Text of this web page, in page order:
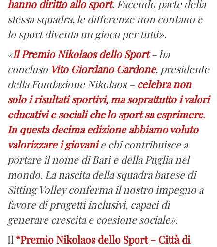
hanno diritto allo sport. Facendo parte della
stessa squadra, le differenze non contano e
lo sport diventa un gioco per tutti».
«Il Premio Nikolaos dello Sport– ha
concluso Vito Giordano Cardone, presidente
della Fondazione Nikolaos – celebra non
solo i risultati sportivi, ma soprattutto i valori
educativi e sociali che lo sport sa esprimere.
In questa decima edizione abbiamo voluto
valorizzare i giovanie chi contribuisce a
portare il nome di Bari e della Puglia nel
mondo. La nascita della squadra barese di
Sitting Volley conferma il nostro impegno a
favore di progetti inclusivi, capaci di
generare crescita e coesione sociale».
Il “Premio Nikolaos dello Sport – Città di